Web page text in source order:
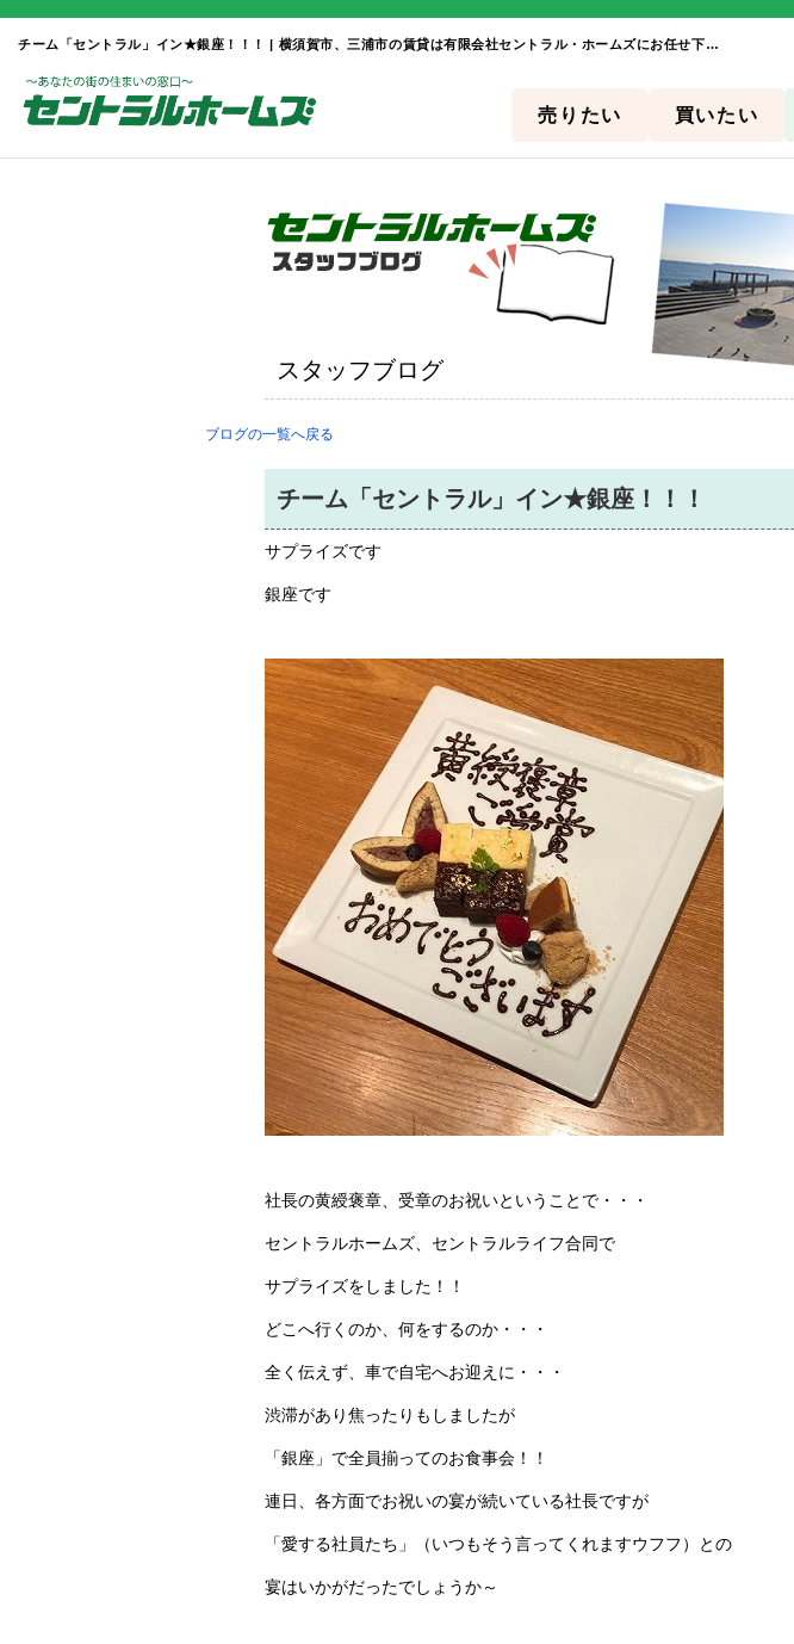
チーム「セントラル」イン★銀座！！！ | 横須賀市、三浦市の賃貸は有限会社セントラル・ホームズにお任せ下さい！
売りたい 買いたい
スタッフブログ
ブログの一覧へ戻る
チーム「セントラル」イン★銀座！！！
サプライズです
銀座です
社長の黄綬褒章、受章のお祝いということで・・・
セントラルホームズ、セントラルライフ合同で
サプライズをしました！！
どこへ行くのか、何をするのか・・・
全く伝えず、車で自宅へお迎えに・・・
渋滞があり焦ったりもしましたが
「銀座」で全員揃ってのお食事会！！
連日、各方面でお祝いの宴が続いている社長ですが
「愛する社員たち」（いつもそう言ってくれますウフフ）との
宴はいかがだったでしょうか～